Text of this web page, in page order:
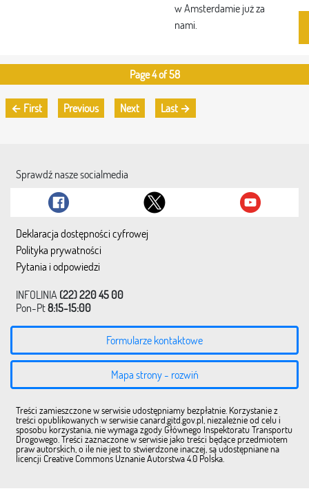
w Amsterdamie już za
nami.
Page 4 of 58
← First Previous Next Last →
Sprawdź nasze socialmedia
Deklaracja dostępności cyfrowej
Polityka prywatności
Pytania i odpowiedzi
INFOLINIA (22) 220 45 00
Pon-Pt8:15-15:00
Formularze kontaktowe
Mapa strony - rozwiń
Treści zamieszczone w serwisie udostępniamy bezpłatnie. Korzystanie z
treści opublikowanych w serwisie canard.gitd.gov.pl, niezależnie od celu i
sposobu korzystania, nie wymaga zgody Głównego Inspektoratu Transportu
Drogowego. Treści zaznaczone w serwisie jako treści będące przedmiotem
praw autorskich, o ile nie jest to stwierdzone inaczej, są udostępniane na
licencji Creative Commons Uznanie Autorstwa 4.0 Polska.